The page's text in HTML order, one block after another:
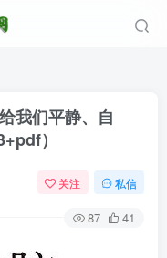
我们平静、自
）
关注 私信
87 41